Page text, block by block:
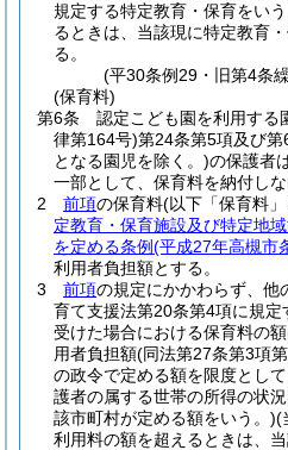
規定する特定教育・保育をい
るときは、当該現に特定教育
る。
(平30条例29・旧第4条
(保育料)
第6条
認定こども園を利用する
律第164号)第24条第5項及び
となる園児を除く。)の保護者は
一部として、保育料を納付しな
2
前項の保育料(以下「保育料
定教育・保育施設及び特定地
を定める条例(平成27年高槻市
利用者負担額とする。
3
前項の規定にかかわらず、他
育て支援法第20条第4項に規
受けた場合における保育料の
用者負担額(同法第27条第3項
の政令で定める額を限度とし
護者の属する世帯の所得の状
該市町村が定める額をいう。)(
利用料の額を超えるときは、